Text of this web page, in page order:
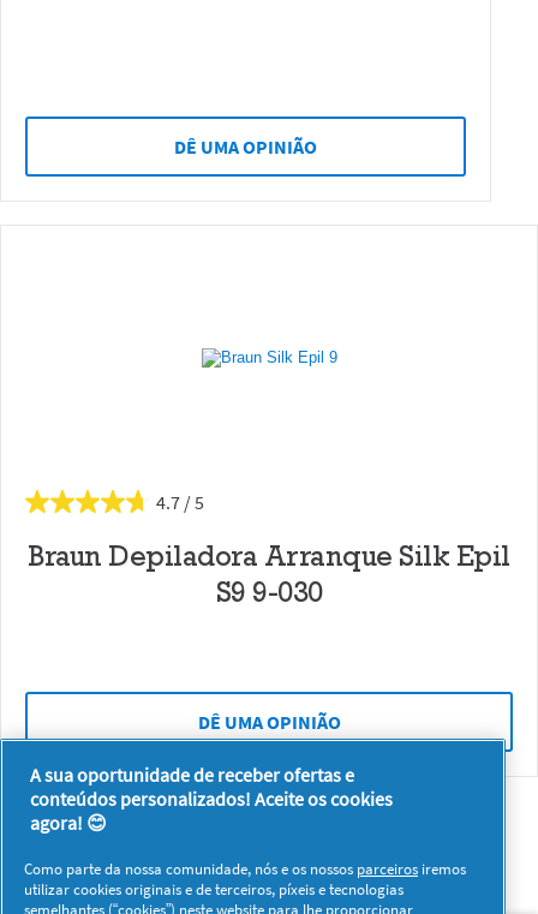
DÊ UMA OPINIÃO
4.7
Braun Depiladora Arranque Silk Epil
S9 9-030
DÊ UMA OPINIÃO
A sua oportunidade de receber ofertas e
conteúdos personalizados! Aceite os cookies
agora! 😊
Como parte da nossa comunidade, nós e os nossos parceiros iremos
utilizar cookies originais e de terceiros, píxeis e tecnologias